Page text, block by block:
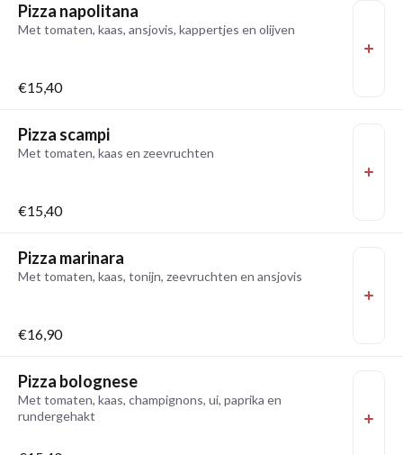
Pizza napolitana
Met tomaten, kaas, ansjovis, kappertjes en olijven
€15,40
Pizza scampi
Met tomaten, kaas en zeevruchten
€15,40
Pizza marinara
Met tomaten, kaas, tonijn, zeevruchten en ansjovis
€16,90
Pizza bolognese
Met tomaten, kaas, champignons, ui, paprika en
rundergehakt